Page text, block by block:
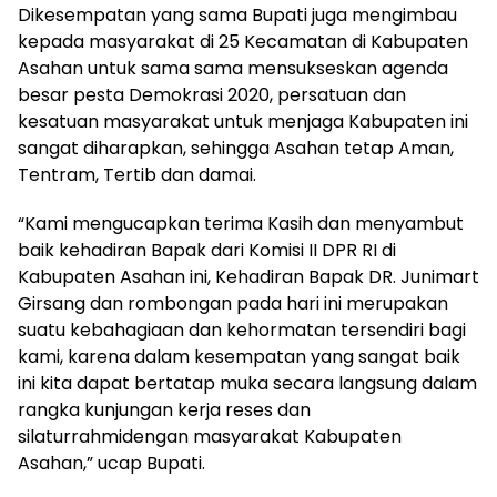
Dikesempatan yang sama Bupati juga mengimbau
kepada masyarakat di 25 Kecamatan di Kabupaten
Asahan untuk sama sama mensukseskan agenda
besar pesta Demokrasi 2020, persatuan dan
kesatuan masyarakat untuk menjaga Kabupaten ini
sangat diharapkan, sehingga Asahan tetap Aman,
Tentram, Tertib dan damai.
“Kami mengucapkan terima Kasih dan menyambut
baik kehadiran Bapak dari Komisi II DPR RI di
Kabupaten Asahan ini, Kehadiran Bapak DR. Junimart
Girsang dan rombongan pada hari ini merupakan
suatu kebahagiaan dan kehormatan tersendiri bagi
kami, karena dalam kesempatan yang sangat baik
ini kita dapat bertatap muka secara langsung dalam
rangka kunjungan kerja reses dan
silaturrahmidengan masyarakat Kabupaten
Asahan,” ucap Bupati.